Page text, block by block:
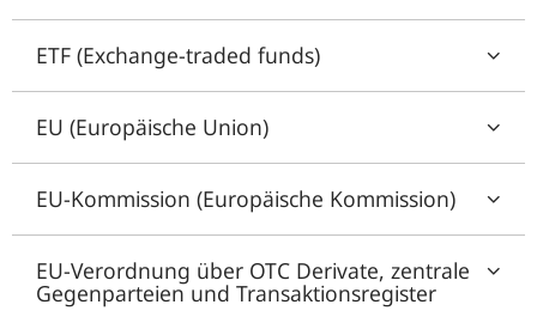
ETF (Exchange-traded funds)
EU (Europäische Union)
EU-Kommission (Europäische Kommission)
EU-Verordnung über OTC Derivate, zentrale
Gegenparteien und Transaktionsregister